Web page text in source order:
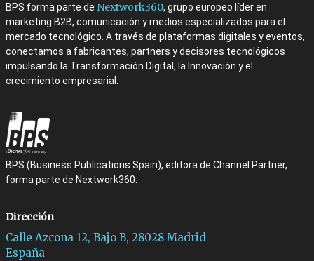
BPS forma parte de Nextwork360, grupo europeo líder en
marketing B2B, comunicación y medios especializados para el
mercado tecnológico. A través de plataformas digitales y eventos,
conectamos a fabricantes, partners y decisores tecnológicos
impulsando la Transformación Digital, la Innovación y el
crecimiento empresarial.
BPS (Business Publications Spain), editora de Channel Partner,
forma parte de Nextwork360.
Dirección
Calle Azcona 12, Bajo B, 28028 Madrid
España